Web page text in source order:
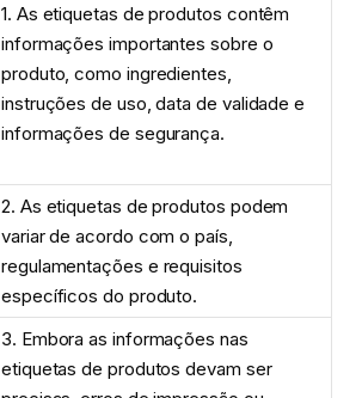
1. As etiquetas de produtos contêm
informações importantes sobre o
produto, como ingredientes,
instruções de uso, data de validade e
informações de segurança.
2. As etiquetas de produtos podem
variar de acordo com o país,
regulamentações e requisitos
específicos do produto.
3. Embora as informações nas
etiquetas de produtos devam ser